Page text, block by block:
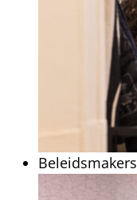
Beleidsmakers